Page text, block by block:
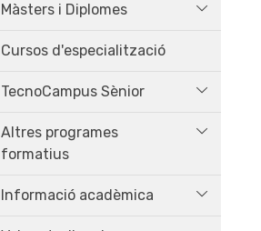
Màsters i Diplomes
Cursos d'especialització
TecnoCampus Sènior
Altres programes
formatius
Informació acadèmica